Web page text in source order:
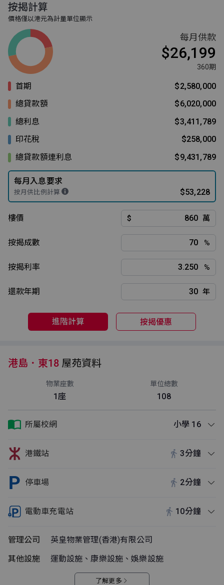
按揭計算
價格僅以港元為計量單位顯示
每月供款
$26,199
360期
首期
$2,580,000
總貸款額
$6,020,000
總利息
$3,411,789
印花稅
$258,000
總貸款額連利息
$9,431,789
每月入息要求
按月供比例計算 $53,228
樓價 $ 萬
按揭成數 %
按揭利率 %
還款年期 年
進階計算 按揭優惠
港島．東18 屋苑資料
物業座數
1座
單位總數
108
所屬校網 小學 16
港鐵站 3分鐘
停車場 2分鐘
電動車充電站 10分鐘
管理公司
英皇物業管理(香港)有限公司
其他設施
運動設施、康樂設施、娛樂設施
了解更多